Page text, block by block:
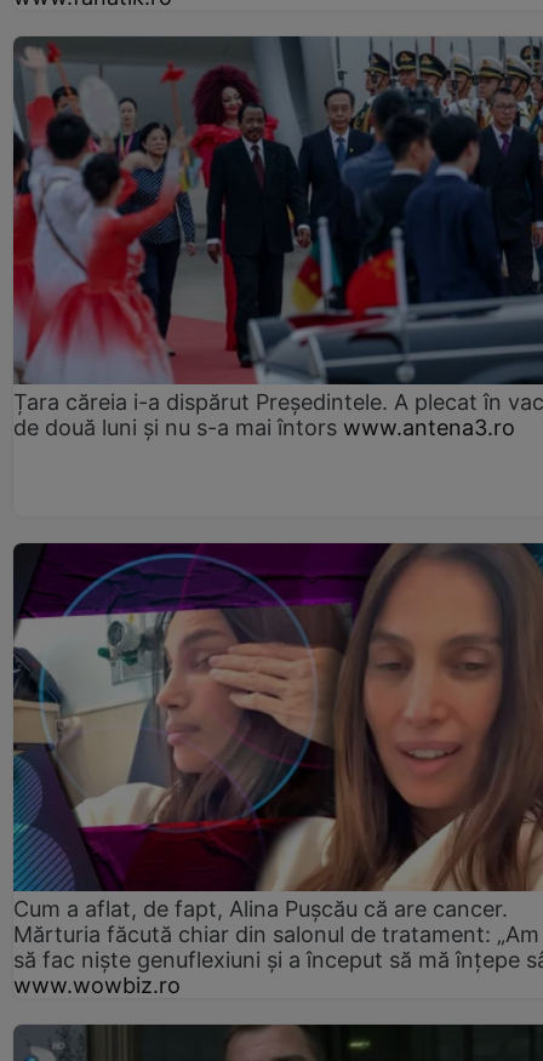
Țara căreia i-a dispărut Președintele. A plecat în
de două luni și nu s-a mai întors www.antena3.ro
Cum a aflat, de fapt, Alina Pușcău că are cancer.
Mărturia făcută chiar din salonul de tratament:
să fac niște genuflexiuni și a început să mă înțepe
www.wowbiz.ro